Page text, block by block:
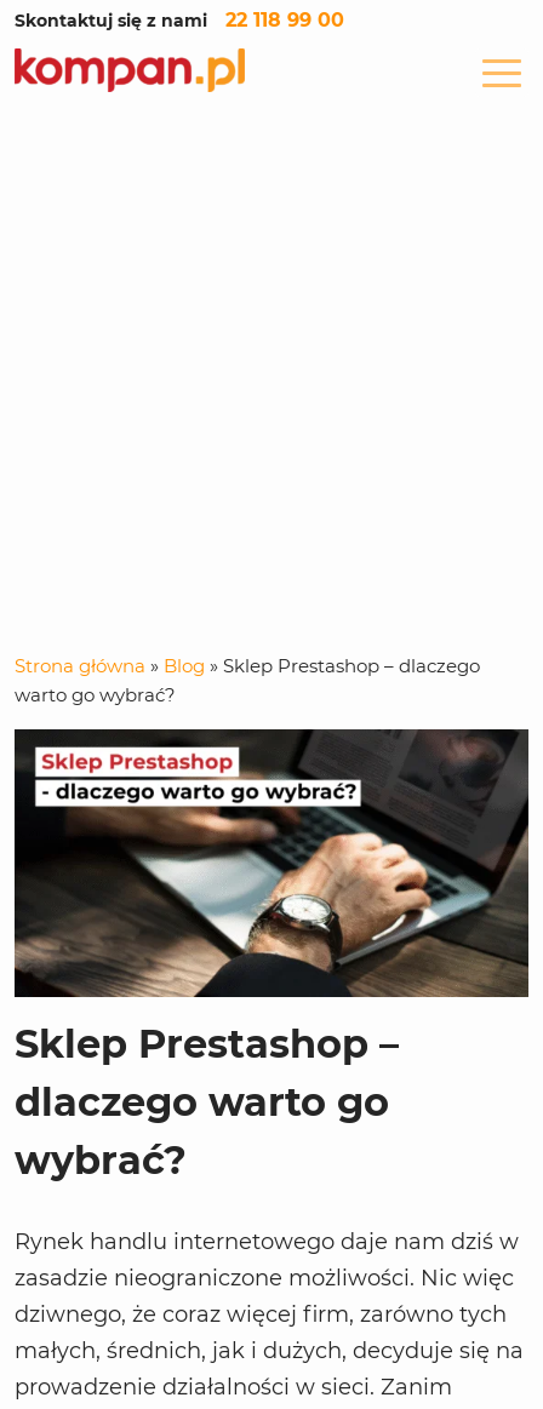
Skontaktuj się z nami 22 118 99 00
Strona główna » Blog » Sklep Prestashop – dlaczego
warto go wybrać?
Sklep Prestashop –
dlaczego warto go
wybrać?
Rynek handlu internetowego daje nam dziś w
zasadzie nieograniczone możliwości. Nic więc
dziwnego, że coraz więcej firm, zarówno tych
małych, średnich, jak i dużych, decyduje się na
prowadzenie działalności w sieci. Zanim